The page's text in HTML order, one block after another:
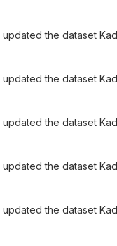
updated the dataset
updated the dataset
updated the dataset
updated the dataset
updated the dataset